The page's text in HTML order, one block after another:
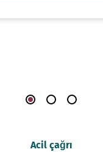
Acil çağrı